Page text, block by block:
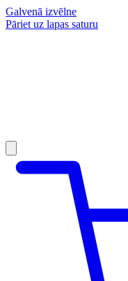
Galvenā izvēlne
Pāriet uz lapas saturu